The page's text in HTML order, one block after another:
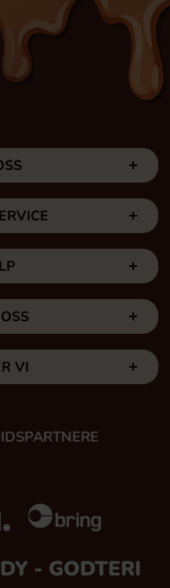
VI
- GODTERI